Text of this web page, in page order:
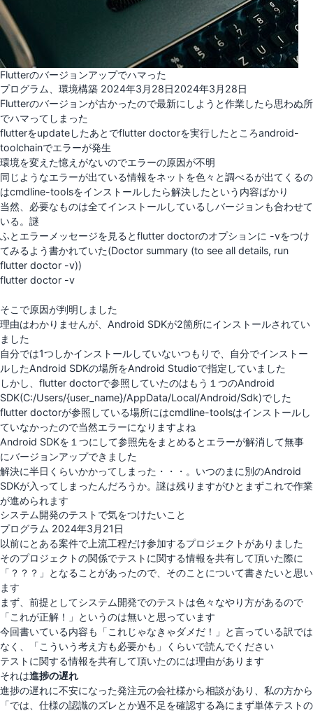
Flutterのバージョンアップでハマった
プログラム
環境構築投
稿
2024年3月28日2024年3月28日
Flutterのバージョンが古かったので最新にしようと作業したら思わぬ所
でハマってしまった
flutterをupdateしたあとでflutter doctorを実行したところandroid-
toolchainでエラーが発生
環境を変えた憶えがないのでエラーの原因が不明
同じようなエラーが出ている情報をネットを色々と調べるが出てくるの
はcmdline-toolsをインストールしたら解決したという内容ばかり
当然、必要なものは全てインストールしているしバージョンも合わせて
いる。謎
ふとエラーメッセージを見るとflutter doctorのオプションに -vをつけ
てみるよう書かれていた(Doctor summary (to see all details, run
flutter doctor -v))
flutter doctor -v
そこで原因が判明しました
理由はわかりませんが、Android SDKが2箇所にインストールされてい
ました
自分では1つしかインストールしていないつもりで、自分でインストー
ルしたAndroid SDKの場所をAndroid Studioで指定していました
しかし、flutter doctorで参照していたのはもう１つのAndroid
SDK(C:/Users/{user_name}/AppData/Local/Android/Sdk)でした
flutter doctorが参照している場所にはcmdline-toolsはインストールし
ていなかったので当然エラーになりますよね
Android SDKを１つにして参照先をまとめるとエラーが解消して無事
にバージョンアップできました
解決に半日くらいかかってしまった・・・。いつのまに別のAndroid
SDKが入ってしまったんだろうか。謎は残りますがひとまずこれで作業
が進められます
システム開発のテストで気をつけたいこと
プログラム 投
稿
日:
2024年3月21日
以前にとある案件で上流工程だけ参加するプロジェクトがありました
そのプロジェクトの関係でテストに関する情報を共有して頂いた際に
「？？？」となることがあったので、そのことについて書きたいと思い
ます
まず、前提としてシステム開発でのテストは色々なやり方があるので
「これが正解！」というのは無いと思っています
今回書いている内容も「これじゃなきゃダメだ！」と言っている訳では
なく、「こういう考え方も必要かも」くらいで読んでください
テストに関する情報を共有して頂いたのには理由があります
それは進捗の遅れ
進捗の遅れに不安になった発注元の会社様から相談があり、私の方から
「では、仕様の認識のズレとか過不足を確認する為にまず単体テストの